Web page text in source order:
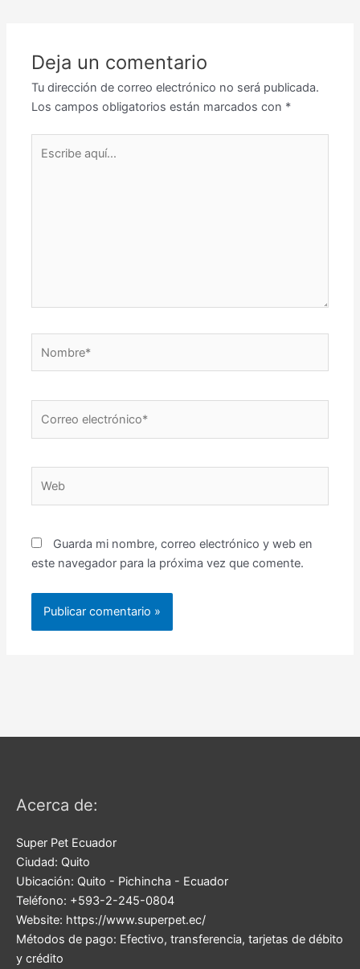
Deja un comentario
Tu dirección de correo electrónico no será publicada.
Los campos obligatorios están marcados con *
aquí...
electrónico*
Guarda mi nombre, correo electrónico y web en
este navegador para la próxima vez que comente.
Acerca de:
Super Pet Ecuador
Ciudad: Quito
Ubicación: Quito - Pichincha - Ecuador
Teléfono: +593-2-245-0804
Website: https://www.superpet.ec/
Métodos de pago: Efectivo, transferencia, tarjetas de débito
y crédito